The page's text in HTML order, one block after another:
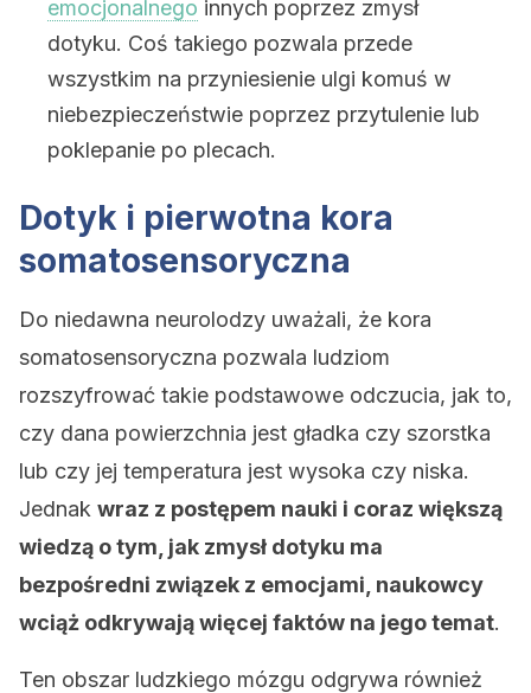
emocjonalnego innych poprzez zmysł
dotyku. Coś takiego pozwala przede
wszystkim na przyniesienie ulgi komuś w
niebezpieczeństwie poprzez przytulenie lub
poklepanie po plecach.
Dotyk i pierwotna kora
somatosensoryczna
Do niedawna neurolodzy uważali, że kora
somatosensoryczna pozwala ludziom
rozszyfrować takie podstawowe odczucia, jak to,
czy dana powierzchnia jest gładka czy szorstka
lub czy jej temperatura jest wysoka czy niska.
Jednak wraz z postępem nauki i coraz większą
wiedzą o tym, jak zmysł dotyku ma
bezpośredni związek z emocjami, naukowcy
wciąż odkrywają więcej faktów na jego temat.
Ten obszar ludzkiego mózgu odgrywa również